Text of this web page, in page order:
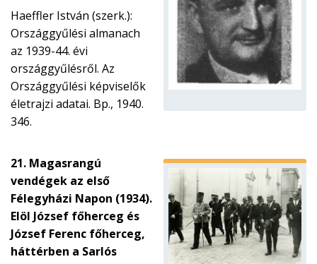
Haeffler István (szerk.):
Országgyűlési almanach
az 1939-44. évi
országgyűlésről. Az
Országgyűlési képviselők
életrajzi adatai. Bp., 1940.
346.
21. Magasrangú
vendégek az első
Félegyházi Napon (1934).
Elöl József főherceg és
József Ferenc főherceg,
háttérben a Sarlós